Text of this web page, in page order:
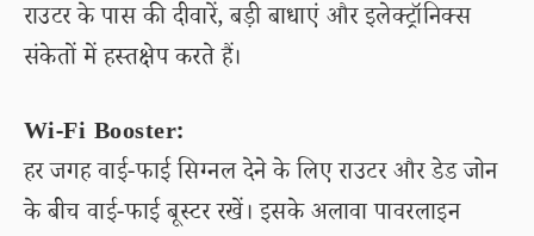
राउटर के पास की दीवारें, बड़ी बाधाएं और इलेक्ट्रॉनिक्स
संकेतों में हस्तक्षेप करते हैं।
Wi-Fi Booster:
हर जगह वाई-फाई सिग्नल देने के लिए राउटर और डेड जोन
के बीच वाई-फाई बूस्टर रखें। इसके अलावा पावरलाइन